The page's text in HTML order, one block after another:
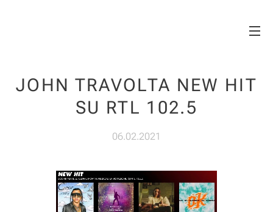
JOHN TRAVOLTA NEW HIT
SU RTL 102.5
06.02.2021